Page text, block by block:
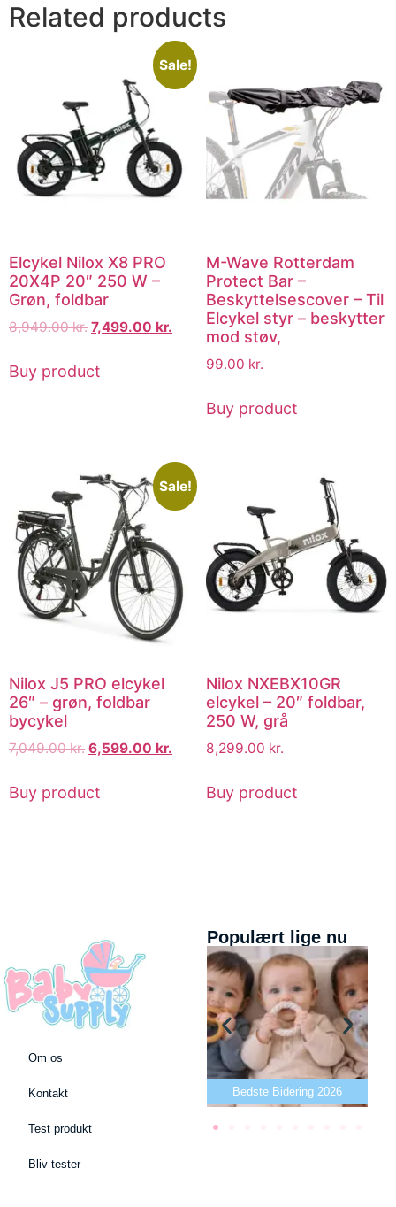
Related products
Sale!
Elcykel Nilox X8 PRO
20X4P 20″ 250 W –
Grøn, foldbar
8,949.00kr. 7,499.00 kr.
Buy product
M-Wave Rotterdam
Protect Bar –
Beskyttelsescover – Til
Elcykel styr – beskytter
mod støv,
99.00 kr.
Buy product
Sale!
Nilox J5 PRO elcykel
26″ – grøn, foldbar
bycykel
7,049.00kr. 6,599.00 kr.
Buy product
Nilox NXEBX10GR
elcykel – 20″ foldbar,
250 W, grå
8,299.00 kr.
Buy product
Om os
Kontakt
Test produkt
Bliv tester
Populært lige nu
Bedste puslepude 2026 Bedste Bidering 2026